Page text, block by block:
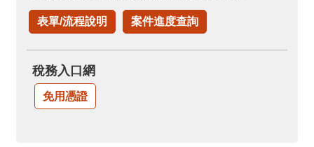
表單/流程說明 案件進度查詢
稅務入口網
免用憑證